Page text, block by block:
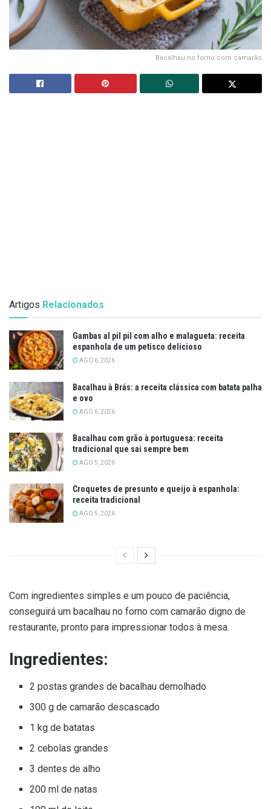
Bacalhau no forno com camarão
Artigos Relacionados
Gambas al pil pil com alho e malagueta: receita
espanhola de um petisco delicioso
AGO 6, 2026
Bacalhau à Brás: a receita clássica com batata palha
e ovo
AGO 6, 2026
Bacalhau com grão à portuguesa: receita
tradicional que sai sempre bem
AGO 5, 2026
Croquetes de presunto e queijo à espanhola:
receita tradicional
AGO 5, 2026
Com ingredientes simples e um pouco de paciência,
conseguirá um bacalhau no forno com camarão digno de
restaurante, pronto para impressionar todos à mesa.
Ingredientes:
2 postas grandes de bacalhau demolhado
300 g de camarão descascado
1 kg de batatas
2 cebolas grandes
3 dentes de alho
200 ml de natas